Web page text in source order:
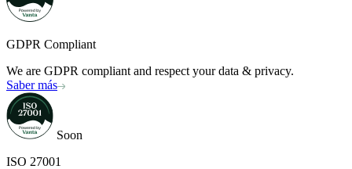
GDPR Compliant
We are GDPR compliant and respect your data & privacy.
Saber más
Soon
ISO 27001